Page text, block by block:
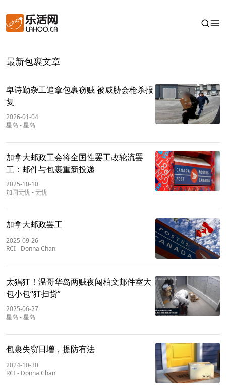
最新包裹文章
卑诗勤杂工追拿包裹窃贼 被威胁会枪杀报
复
2026-01-04
星岛 -星岛
加拿大邮政工会将全国性罢工改轮流罢
工：邮件与包裹重新投递
2025-10-10
加国无忧-无忧
加拿大邮政罢工
2025-09-26
RCI- Donna Chan
太猖狂！温哥华岛两贼夜闯柏文邮件室大
包小包“狂扫货”
2025-06-27
星岛 -星岛
包裹失窃日增，提防有法
2024-10-30
RCI- Donna Chan